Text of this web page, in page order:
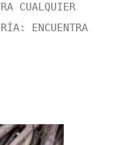
CUALQUIER
ENCUENTRA